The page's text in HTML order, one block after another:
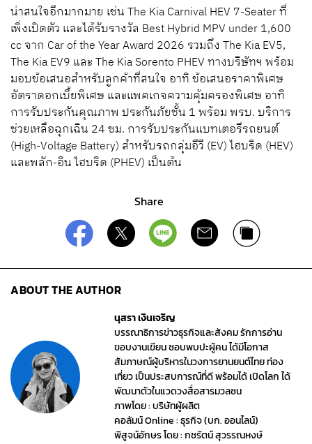
น่าสนใจอีกมากมาย เช่น The Kia Carnival HEV 7-Seater ที่
เพิ่งเปิดตัว และได้รับรางวัล Best Hybrid MPV under 1,600
cc จาก Car of the Year Award 2026 รวมถึง The Kia EV5,
The Kia EV9 และ The Kia Sorento PHEV ทางบริษัทฯ พร้อม
มอบข้อเสนอสําหรับลูกค้าที่สนใจ อาทิ ข้อเสนอราคาพิเศษ
อัตราดอกเบี้ยพิเศษ และแพคเกจความคุ้มครองพิเศษ อาทิ
การรับประกันคุณภาพ ประกันภัยชั้น 1 พร้อม พรบ. บริการ
ช่วยเหลือฉุกเฉิน 24 ชม. การรับประกันแบทเตอรีรถยนต์
(High-Voltage Battery) สำหรับรถกลุ่มอีวี (EV) ไฮบริด (HEV)
และพลัก-อิน ไฮบริด (PHEV) เป็นต้น
Share
ABOUT THE AUTHOR
นุสรา เงินเจริญ
บรรณาธิการข่าวธุรกิจและสังคม รักการอ่าน
ขอบงานเขียน ชอบพบปะผู้คน ได้มีโอกาส
สัมภาษณ์ผู้บริหารในวงการยานยนต์ไทย ท่อง
เที่ยว เป็นประสบการณ์ที่ดี พร้อมได้ เปิดโลก ได้
พัฒนาตัวในแวดวงสื่อสารมวลชน
ภาพโดย : บริษัทผู้ผลิต
คอลัมน์ Online : ธุรกิจ (บก. ออนไลน์)
พิสูจน์อักษร โดย : กชรัตน์ สุวรรณหงษ์